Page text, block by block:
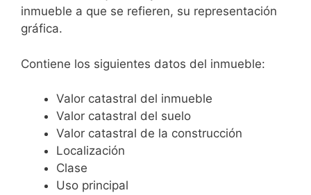
inmueble a que se refieren, su representación
gráfica.
Contiene los siguientes datos del inmueble:
Valor catastral del inmueble
Valor catastral del suelo
Valor catastral de la construcción
Localización
Clase
Uso principal